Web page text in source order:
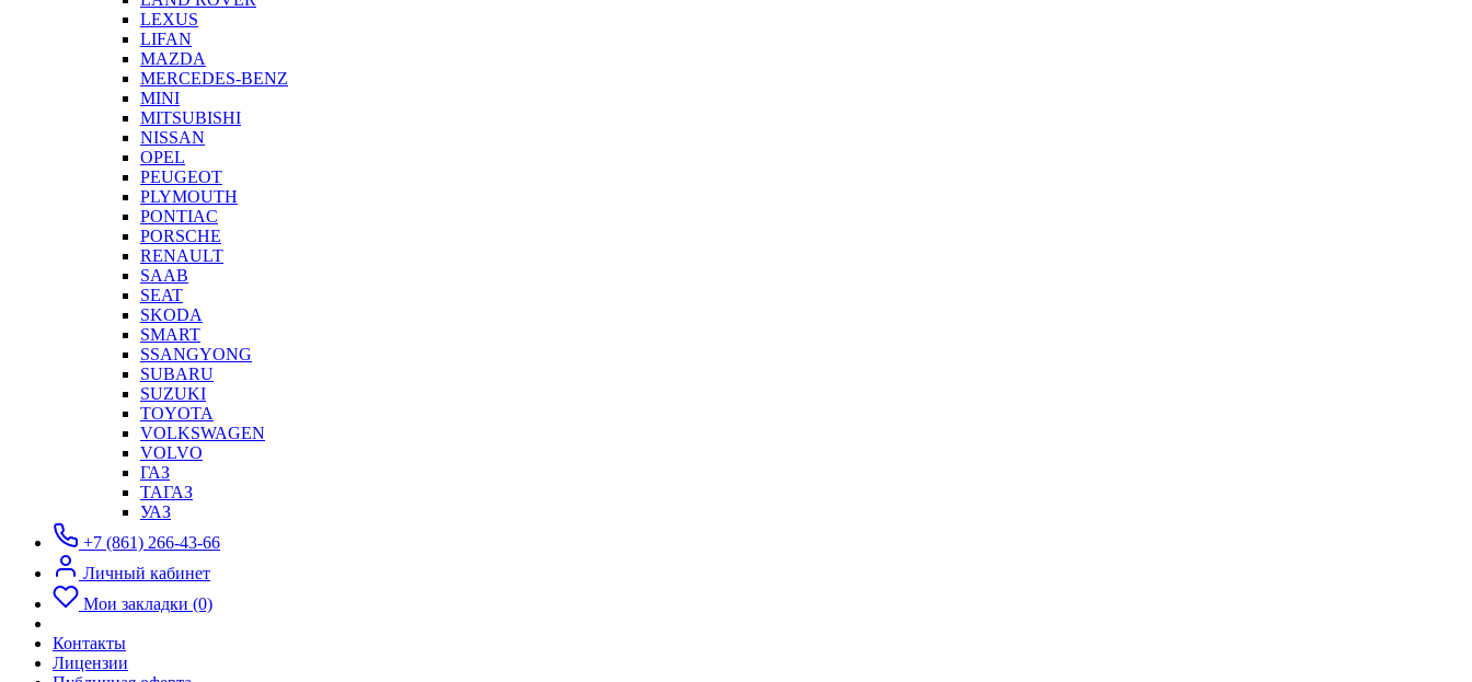
LEXUS
LIFAN
MAZDA
MERCEDES-BENZ
MINI
MITSUBISHI
NISSAN
OPEL
PEUGEOT
PLYMOUTH
PONTIAC
PORSCHE
RENAULT
SAAB
SEAT
SKODA
SMART
SSANGYONG
SUBARU
SUZUKI
TOYOTA
VOLKSWAGEN
VOLVO
ГАЗ
ТАГАЗ
УАЗ
+7 (861) 266-43-66
Личный кабинет
Мои закладки (0)
Контакты
Лицензии